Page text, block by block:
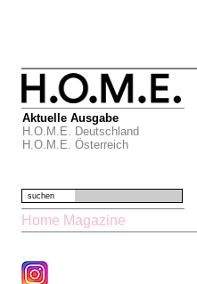
Aktuelle Ausgabe
H.O.M.E. Deutschland
H.O.M.E. Österreich
suchen
Home Magazine